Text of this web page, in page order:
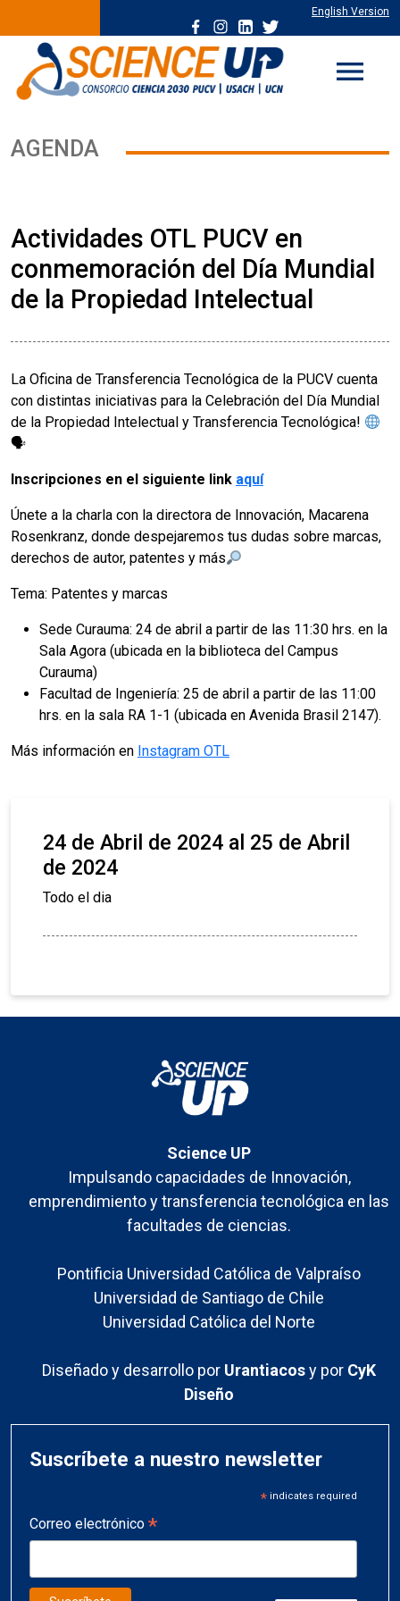
English Version
menu
AGENDA
Actividades OTL PUCV en
conmemoración del Día Mundial
de la Propiedad Intelectual
La Oficina de Transferencia Tecnológica de la PUCV cuenta
con distintas iniciativas para la Celebración del Día Mundial
de la Propiedad Intelectual y Transferencia Tecnológica!
🗣
Inscripciones en el siguiente link aquí
Únete a la charla con la directora de Innovación, Macarena
Rosenkranz, donde despejaremos tus dudas sobre marcas,
derechos de autor, patentes y más
Tema: Patentes y marcas
Sede Curauma: 24 de abril a partir de las 11:30 hrs. en la
Sala Agora (ubicada en la biblioteca del Campus
Curauma)
Facultad de Ingeniería: 25 de abril a partir de las 11:00
hrs. en la sala RA 1-1 (ubicada en Avenida Brasil 2147).
Más información en Instagram OTL
24 de Abril de 2024 al 25 de Abril
de 2024
Todo el dia
Science UP
Impulsando capacidades de Innovación,
emprendimiento y transferencia tecnológica en las
facultades de ciencias.
Pontificia Universidad Católica de Valpraíso
Universidad de Santiago de Chile
Universidad Católica del Norte
Diseñado y desarrollo por Urantiacosy por CyK
Diseño
Suscríbete a nuestro newsletter
*indicates required
Correo electrónico *